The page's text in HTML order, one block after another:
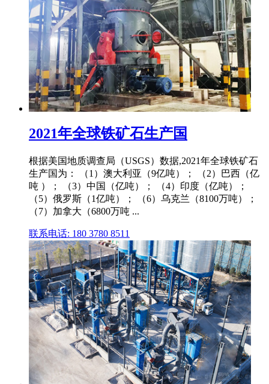
2021年全球铁矿石生产国
根据美国地质调查局（USGS）数据,2021年全球铁矿石
生产国为： （1）澳大利亚（9亿吨）； （2）巴西（亿
吨 ）； （3）中国（亿吨）； （4）印度（亿吨）；
（5）俄罗斯（1亿吨）； （6）乌克兰（8100万吨）；
（7）加拿大（6800万吨 ...
联系电话: 180 3780 8511